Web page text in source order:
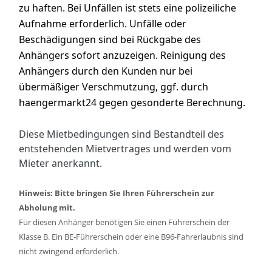
zu haften. Bei Unfällen ist stets eine polizeiliche
Aufnahme erforderlich. Unfälle oder
Beschädigungen sind bei Rückgabe des
Anhängers sofort anzuzeigen. Reinigung des
Anhängers durch den Kunden nur bei
übermäßiger Verschmutzung, ggf. durch
haengermarkt24 gegen gesonderte Berechnung.
Diese Mietbedingungen sind Bestandteil des
entstehenden Mietvertrages und werden vom
Mieter anerkannt.
Hinweis: Bitte bringen Sie Ihren Führerschein zur
Abholung mit.
Für diesen Anhänger benötigen Sie einen Führerschein der
Klasse B. Ein BE-Führerschein oder eine B96-Fahrerlaubnis sind
nicht zwingend erforderlich.